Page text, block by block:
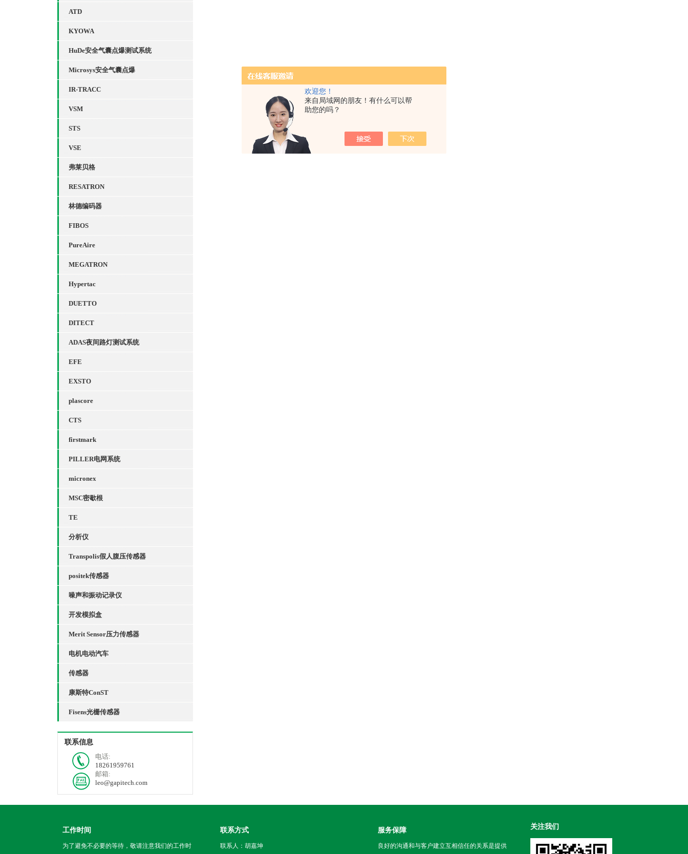
欢迎您！
来自局域网的朋友！有什么可以帮
助您的吗？
ATD
KYOWA
HuDe安全气囊点爆测试系统
Microsys安全气囊点爆
IR-TRACC
VSM
STS
VSE
弗莱贝格
RESATRON
林德编码器
FIBOS
PureAire
MEGATRON
Hypertac
DUETTO
DITECT
ADAS夜间路灯测试系统
EFE
EXSTO
plascore
CTS
firstmark
PILLER电网系统
micronex
MSC密歇根
TE
分析仪
Transpolis假人腹压传感器
positek传感器
噪声和振动记录仪
开发模拟盒
Merit Sensor压力传感器
电机电动汽车
传感器
康斯特ConST
Fisens光栅传感器
联系信息
电话:
18261959761
邮箱:
leo@gapitech.com
工作时间
为了避免不必要的等待，敬请注意我们的工作时
联系方式
联系人：胡嘉坤
服务保障
良好的沟通和与客户建立互相信任的关系是提供
关注我们